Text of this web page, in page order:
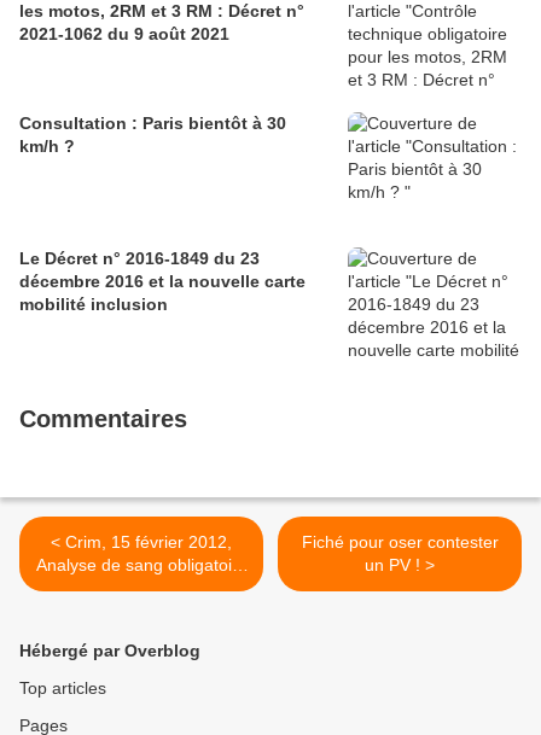
les motos, 2RM et 3 RM : Décret n°
2021-1062 du 9 août 2021
Consultation : Paris bientôt à 30
km/h ?
Le Décret n° 2016-1849 du 23
décembre 2016 et la nouvelle carte
mobilité inclusion
Commentaires
< Crim, 15 février 2012,
Analyse de sang obligatoire
pour une condamnation
Fiché pour oser contester
un PV ! >
Hébergé par Overblog
Top articles
Pages